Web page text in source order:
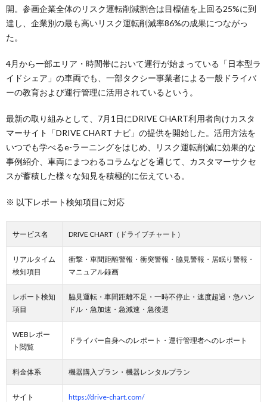
開。参画企業全体のリスク運転削減割合は目標値を上回る25%に到
達し、企業別の最も高いリスク運転削減率86%の成果につながっ
た。
4月から一部エリア・時間帯において運行が始まっている「日本型ラ
イドシェア」の車両でも、一部タクシー事業者による一般ドライバ
ーの教育および運行管理に活用されているという。
最新の取り組みとして、7月1日にDRIVE CHART利用者向けカスタ
マーサイト「DRIVE CHART ナビ」の提供を開始した。活用方法を
いつでも学べるe-ラーニングをはじめ、リスク運転削減に効果的な
事例紹介、車両にまつわるコラムなどを通じて、カスタマーサクセ
スが蓄積した様々な知見を積極的に伝えている。
※ 以下レポート検知項目に対応
サービス名 DRIVE CHART（ドライブチャート）
リアルタイム
検知項目
衝撃・車間距離警報・衝突警報・脇見警報・居眠り警報・
マニュアル録画
レポート検知
項目
脇見運転・車間距離不足・一時不停止・速度超過・急ハン
ドル・急加速・急減速・急後退
WEBレポー
ト閲覧
ドライバー自身へのレポート・運行管理者へのレポート
料金体系 機器購入プラン・機器レンタルプラン
サイト https://drive-chart.com/